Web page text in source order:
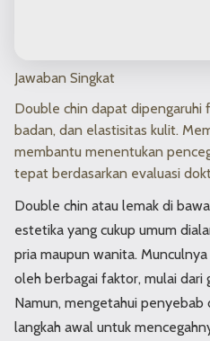
Jawaban Singkat
Double chin dapat
badan, dan elastisitas kulit.
membantu menentukan
tepat berdasarkan evaluasi
Double chin atau lemak di
estetika yang cukup umum
pria maupun wanita.
oleh berbagai faktor, mulai dari
Namun, mengetahui
langkah awal untuk